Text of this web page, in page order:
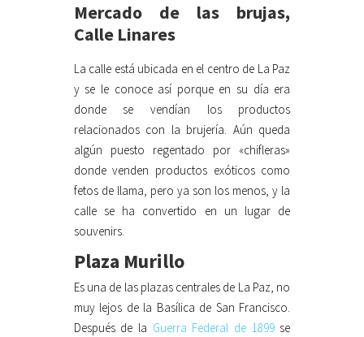
Mercado de las brujas,
Calle Linares
La calle está ubicada en el centro de La Paz
y se le conoce así porque en su día era
donde se vendían los productos
relacionados con la brujería. Aún queda
algún puesto regentado por «chifleras»
donde venden productos exóticos como
fetos de llama, pero ya son los menos, y la
calle se ha convertido en un lugar de
souvenirs.
Plaza Murillo
Es una de las plazas centrales de La Paz, no
muy lejos de la Basílica de San Francisco.
Después de la Guerra Federal de 1899se